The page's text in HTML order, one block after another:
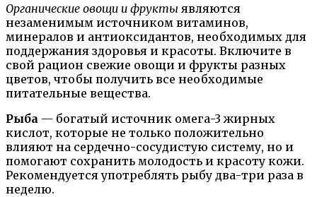
Органические овощи и фрукты являются
незаменимым источником витаминов,
минералов и антиоксидантов, необходимых для
поддержания здоровья и красоты. Включите в
свой рацион свежие овощи и фрукты разных
цветов, чтобы получить все необходимые
питательные вещества.
Рыба — богатый источник омега-3 жирных
кислот, которые не только положительно
влияют на сердечно-сосудистую систему, но и
помогают сохранить молодость и красоту кожи.
Рекомендуется употреблять рыбу два-три раза в
неделю.